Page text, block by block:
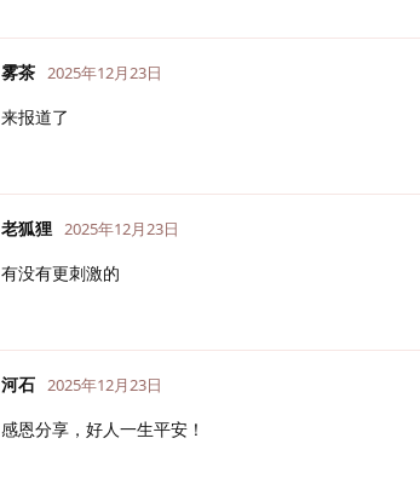
雾茶 2025年12月23日
来报道了
老狐狸 2025年12月23日
有没有更刺激的
河石 2025年12月23日
感恩分享，好人一生平安！